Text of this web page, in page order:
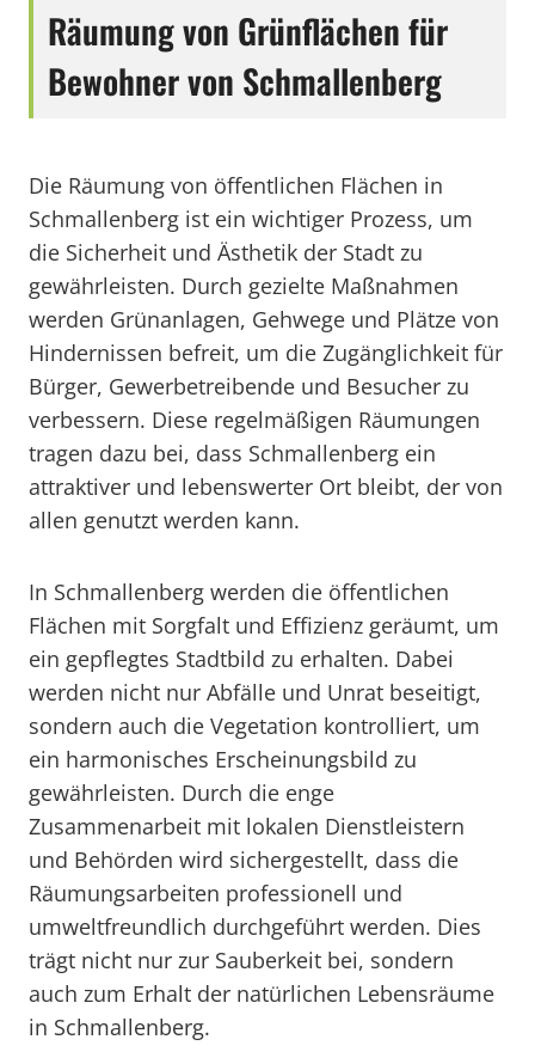
Räumung von Grünflächen für
Bewohner von Schmallenberg
Die Räumung von öffentlichen Flächen in
Schmallenberg ist ein wichtiger Prozess, um
die Sicherheit und Ästhetik der Stadt zu
gewährleisten. Durch gezielte Maßnahmen
werden Grünanlagen, Gehwege und Plätze von
Hindernissen befreit, um die Zugänglichkeit für
Bürger, Gewerbetreibende und Besucher zu
verbessern. Diese regelmäßigen Räumungen
tragen dazu bei, dass Schmallenberg ein
attraktiver und lebenswerter Ort bleibt, der von
allen genutzt werden kann.
In Schmallenberg werden die öffentlichen
Flächen mit Sorgfalt und Effizienz geräumt, um
ein gepflegtes Stadtbild zu erhalten. Dabei
werden nicht nur Abfälle und Unrat beseitigt,
sondern auch die Vegetation kontrolliert, um
ein harmonisches Erscheinungsbild zu
gewährleisten. Durch die enge
Zusammenarbeit mit lokalen Dienstleistern
und Behörden wird sichergestellt, dass die
Räumungsarbeiten professionell und
umweltfreundlich durchgeführt werden. Dies
trägt nicht nur zur Sauberkeit bei, sondern
auch zum Erhalt der natürlichen Lebensräume
in Schmallenberg.